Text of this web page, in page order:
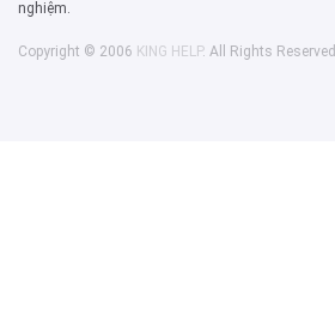
nghiệm.
Copyright © 2006 KING HELP. All Rights Reserved